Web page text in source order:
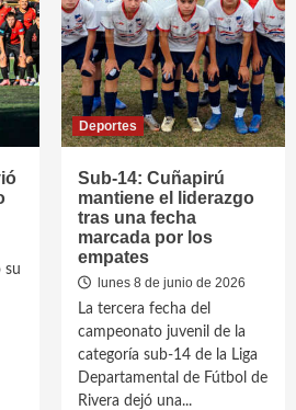
su
Deportes
Sub-14: Cuñapirú
mantiene el liderazgo
tras una fecha
marcada por los
empates
lunes 8 de junio de 2026
La tercera fecha del
campeonato juvenil de la
categoría sub-14 de la Liga
Departamental de Fútbol de
Rivera dejó una...